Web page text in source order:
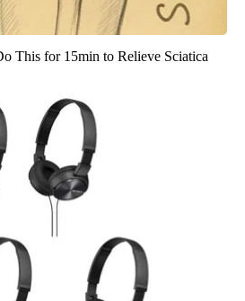
This for 15min to Relieve Sciatica